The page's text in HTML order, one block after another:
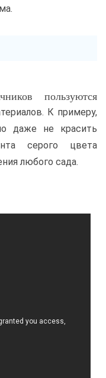
пользуются
К примеру,
даже не красить
серого цвета
любого сада.